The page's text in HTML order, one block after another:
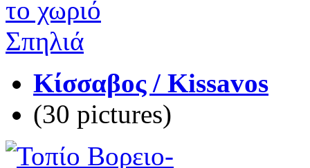
Κίσσαβος / Kissavos
(30 pictures)